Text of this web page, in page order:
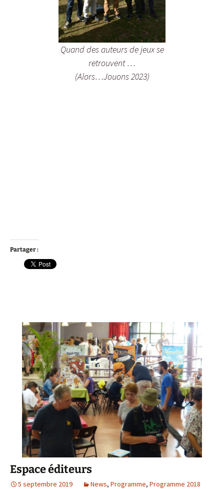
Quand des auteurs de jeux se
retrouvent …
(Alors…Jouons 2023)
Partager :
Espace éditeurs
5 septembre 2019 News, Programme, Programme 2018